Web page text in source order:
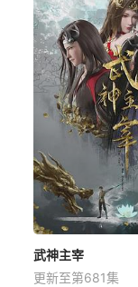
武神主宰
更新至第681集